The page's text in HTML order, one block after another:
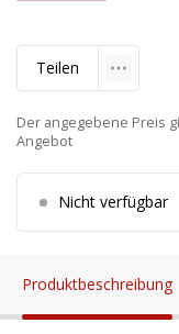
Teilen
Der angegebene Preis
Angebot
Nicht verfügbar
Produktbeschreibung